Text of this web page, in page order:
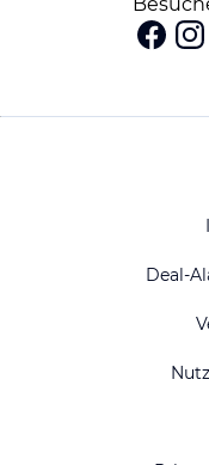
Deal-